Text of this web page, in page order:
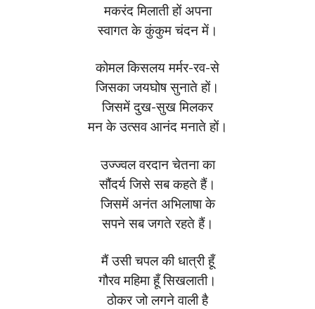
मकरंद मिलाती हों अपना
स्वागत के कुंकुम चंदन में।
कोमल किसलय मर्मर-रव-से
जिसका जयघोष सुनाते हों।
जिसमें दुख-सुख मिलकर
मन के उत्सव आनंद मनाते हों।
उज्ज्वल वरदान चेतना का
सौंदर्य जिसे सब कहते हैं।
जिसमें अनंत अभिलाषा के
सपने सब जगते रहते हैं।
मैं उसी चपल की धात्री हूँ
गौरव महिमा हूँ सिखलाती।
ठोकर जो लगने वाली है